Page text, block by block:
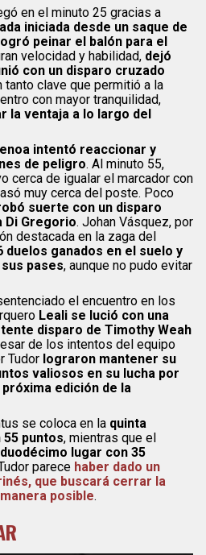
en el minuto 25 gracias a
iniciada desde un saque de
peinar el balón para el
velocidad y habilidad, dejó
con un disparo cruzado
tanto clave que permitió a la
con mayor tranquilidad,
la ventaja a lo largo del
intentó reaccionar y
de peligro. Al minuto 55,
cerca de igualar el marcador con
muy cerca del poste. Poco
suerte con un disparo
Di Gregorio. Johan Vásquez, por
destacada en la zaga del
duelos ganados en el suelo y
pases, aunque no pudo evitar
el encuentro en los
Leali se lució con una
disparo de Timothy Weah
de los intentos del equipo
Tudor lograron mantener su
valiosos en su lucha por
edición de la
se coloca en la quinta
puntos, mientras que el
duodécimo lugar con 35
parece haber dado un
que buscará cerrar la
posible.